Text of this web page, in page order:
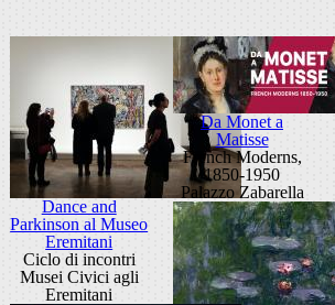
Dance and
Parkinson al Museo
Eremitani
Ciclo di incontri
Musei Civici agli
Eremitani
Da Monet a
Matisse
French Moderns,
1850-1950
Palazzo Zabarella